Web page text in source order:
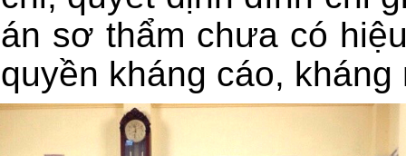
án sơ thẩm chưa có
quyền kháng cáo, kháng